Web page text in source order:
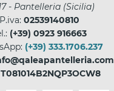
- Pantelleria (Sicilia)
P.iva: 02539140810
(+39) 0923 916663
(+39) 333.1706.237